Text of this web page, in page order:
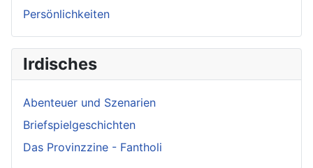
Persönlichkeiten
Irdisches
Abenteuer und Szenarien
Briefspielgeschichten
Das Provinzzine - Fantholi